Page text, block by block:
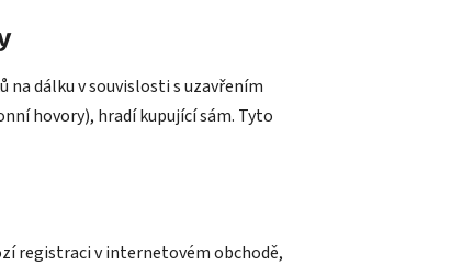
dálku v souvislosti s uzavřením
hovory), hradí kupující sám. Tyto
registraci v internetovém obchodě,